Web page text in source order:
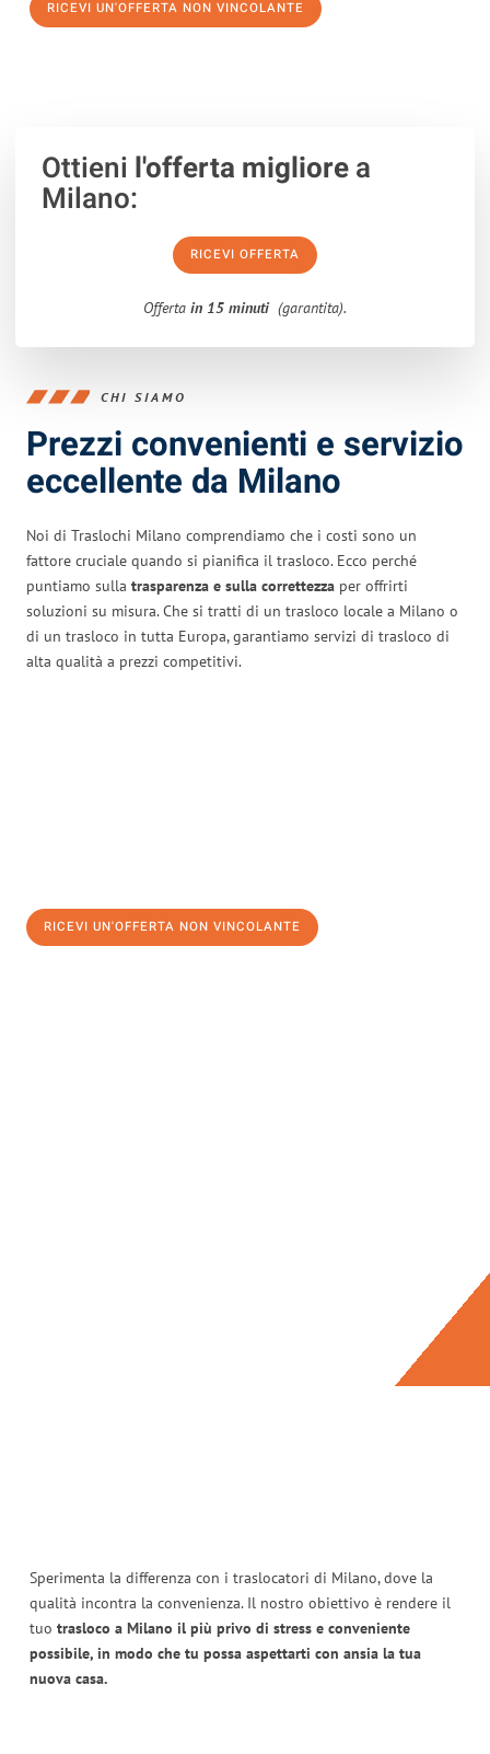
RICEVI UN'OFFERTA NON VINCOLANTE
Ottieni l'offerta migliorea
Milano:
RICEVI OFFERTA
Offerta in 15 minuti (garantita).
CHI SIAMO
Prezzi convenienti e servizio
eccellente da Milano
Noi di Traslochi Milano comprendiamo che i costi sono un
fattore cruciale quando si pianifica il trasloco. Ecco perché
puntiamo sulla trasparenza e sulla correttezza per offrirti
soluzioni su misura. Che si tratti di un trasloco locale a Milano o
di un trasloco in tutta Europa, garantiamo servizi di trasloco di
alta qualità a prezzi competitivi.
RICEVI UN'OFFERTA NON VINCOLANTE
Sperimenta la differenza con i traslocatori di Milano, dove la
qualità incontra la convenienza. Il nostro obiettivo è rendere il
tuo trasloco a Milano il più privo di stress e conveniente
possibile, in modo che tu possa aspettarti con ansia la tua
nuova casa.